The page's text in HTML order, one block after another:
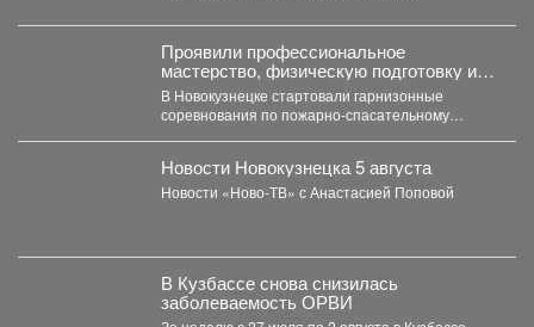
житель....
Проявили профессиональное
мастерство, физическую подготовку и
командный дух.
В Новокузнецке стартовали гарнизонные
соревнования по пожарно-спасательному
Новости Новокузнецка 5 августа
Новости «Ново-ТВ» с Анастасией Поповой
В Кузбассе снова снизилась
заболеваемость ОРВИ